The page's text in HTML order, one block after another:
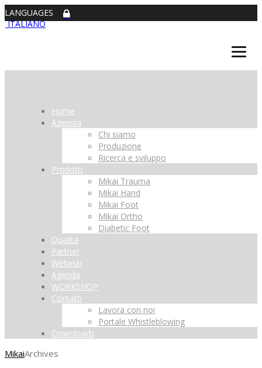
LANGUAGES
ITALIANO
Home
Azienda
Chi siamo
Produzione
Ricerca e sviluppo
Prodotti
Mikai Trauma
Mikai Hand
Mikai Foot
Mikai Ortho
Diabetic Foot
Qualità
Partner
Webinar
Agenda
WORKSHOP
Contatti
Lavora con noi
Portale Whistleblowing
Downloads
MikaiArchives